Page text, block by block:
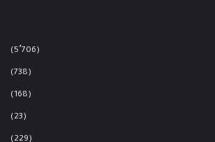
(5٬706)
(738)
(168)
(23)
(229)